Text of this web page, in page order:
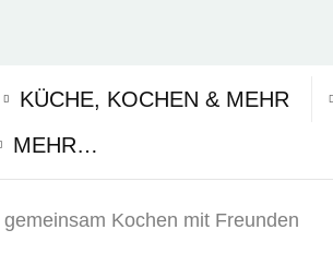
KÜCHE, KOCHEN & MEHR
MEHR…
Kochen mit Freunden